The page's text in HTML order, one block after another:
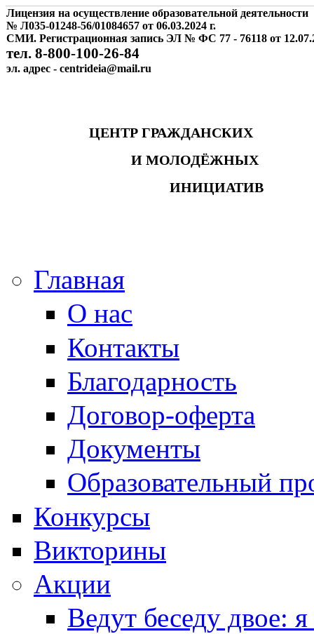
Лицензия на осуществление образовательной деятельности
№ Л035-01248-56/01084657 от 06.03.2024 г.
СМИ. Регистрационная запись ЭЛ № ФС 77 - 76118 от
тел. 8-800-100-26-84
эл. адрес - centrideia@mail.ru
ЦЕНТР ГРАЖДАНСКИХ
И МОЛОДЁЖНЫХ
ИНИЦИАТИВ
Главная
О нас
Контакты
Благодарность
Договор-оферта
Документы
Образовательный
Конкурсы
Викторины
Акции
Ведут беседу двое: